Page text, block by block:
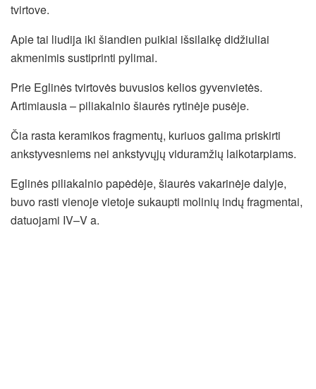
tvirtove.
Apie tai liudija iki šiandien puikiai išsilaikę didžiuliai
akmenimis sustiprinti pylimai.
Prie Eglinės tvirtovės buvusios kelios gyvenvietės.
Artimiausia – piliakalnio šiaurės rytinėje pusėje.
Čia rasta keramikos fragmentų, kuriuos galima priskirti
ankstyvesniems nei ankstyvųjų viduramžių laikotarpiams.
Eglinės piliakalnio papėdėje, šiaurės vakarinėje dalyje,
buvo rasti vienoje vietoje sukaupti molinių indų fragmentai,
datuojami IV–V a.